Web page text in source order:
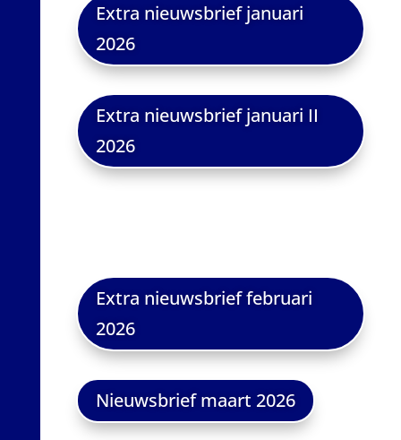
Extra nieuwsbrief januari
2026
Extra nieuwsbrief januari II
2026
Extra nieuwsbrief februari
2026
Nieuwsbrief maart 2026